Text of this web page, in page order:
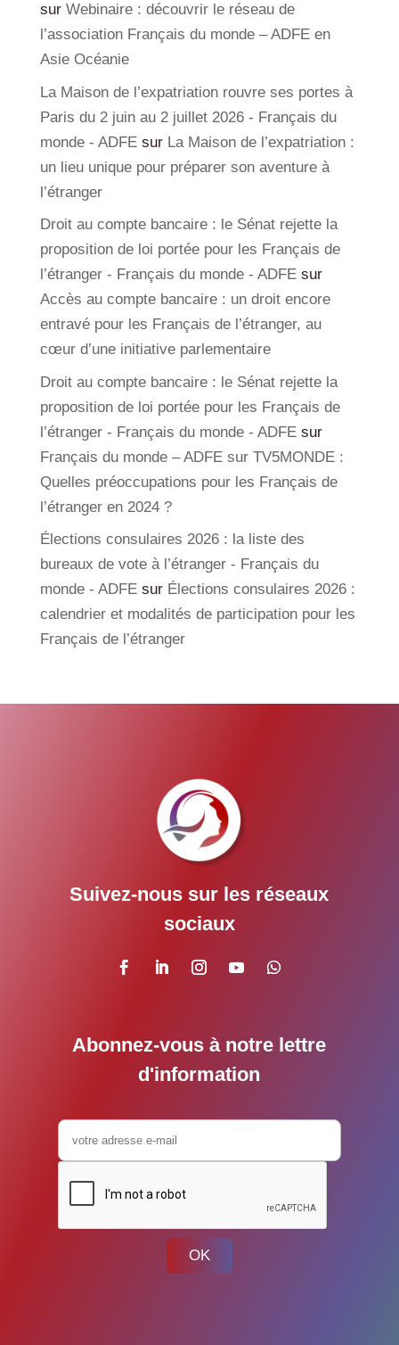
sur Webinaire : découvrir le réseau de
l’association Français du monde – ADFE en
Asie Océanie
La Maison de l’expatriation rouvre ses portes à
Paris du 2 juin au 2 juillet 2026 - Français du
monde - ADFEsur La Maison de l’expatriation :
un lieu unique pour préparer son aventure à
l’étranger
Droit au compte bancaire : le Sénat rejette la
proposition de loi portée pour les Français de
l’étranger - Français du monde - ADFEsur
Accès au compte bancaire : un droit encore
entravé pour les Français de l’étranger, au
cœur d’une initiative parlementaire
Droit au compte bancaire : le Sénat rejette la
proposition de loi portée pour les Français de
l’étranger - Français du monde - ADFEsur
Français du monde – ADFE sur TV5MONDE :
Quelles préoccupations pour les Français de
l’étranger en 2024 ?
Élections consulaires 2026 : la liste des
bureaux de vote à l’étranger - Français du
monde - ADFEsur Élections consulaires 2026 :
calendrier et modalités de participation pour les
Français de l’étranger
Suivez-nous sur les réseaux
sociaux
Abonnez-vous à notre lettre
d'information
OK